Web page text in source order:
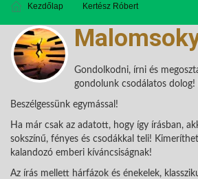
Kezdőlap Kertész Róbert
Gondolkodni, írni és
gondolunk csodálatos dolog!
Beszélgessünk egymással!
Ha már csak az adatott, hogy így írásban,
sokszínű, fényes és csodákkal teli!
kalandozó emberi kíváncsiságnak!
Az írás mellett hárfázok és énekelek,